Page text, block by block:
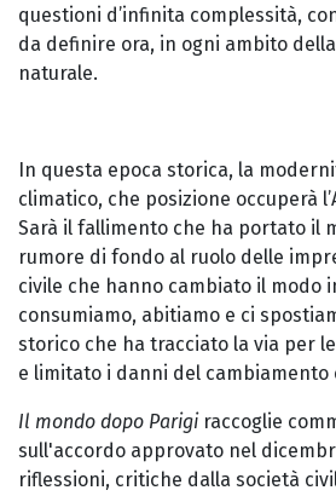
questioni d’infinita complessità,
da definire ora, in ogni ambito
naturale.
In questa epoca storica, la
climatico, che posizione occuperà
Sarà il fallimento che ha portato il
rumore di fondo al ruolo delle
civile che hanno cambiato il modo
consumiamo, abitiamo e ci
storico che ha tracciato la via per
e limitato i danni del cambiamento
Il mondo dopo Parigi raccoglie
sull'accordo approvato nel
riflessioni, critiche dalla società